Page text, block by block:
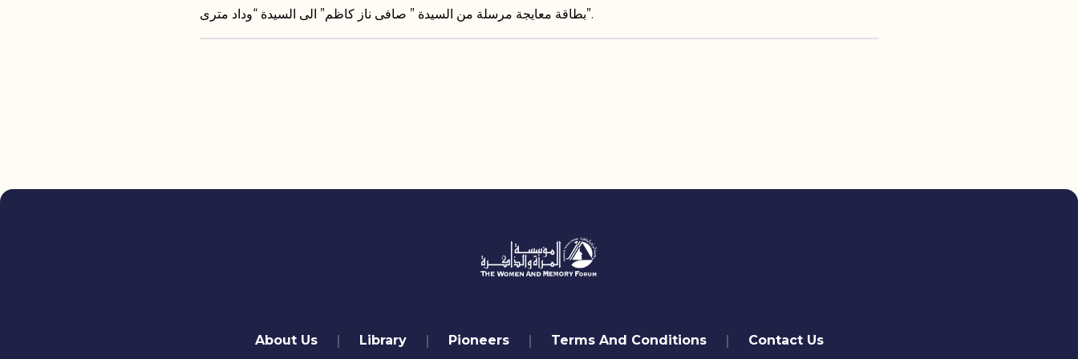
بطاقة معايجة مرسلة من السيدة ” صافى ناز كاظم” الى السيدة “وداد مترى”.
About Us Library Pioneers Terms And Conditions Contact Us